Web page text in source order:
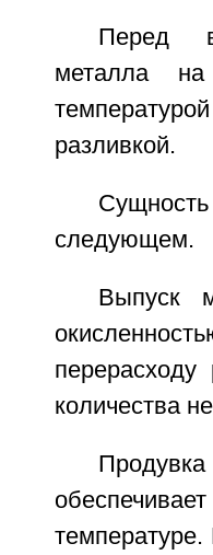
Перед
металла
разливкой.
следующем.
Выпуск
количества